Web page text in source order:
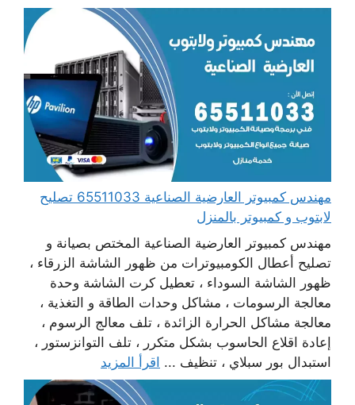
مهندس كمبيوتر العارضية الصناعية 65511033 تصليح
لابتوب و كمبيوتر بالمنزل
مهندس كمبيوتر العارضية الصناعية المختص بصيانة و
تصليح أعطال الكومبيوترات من ظهور الشاشة الزرقاء ،
ظهور الشاشة السوداء ، تعطيل كرت الشاشة وحدة
معالجة الرسومات ، مشاكل وحدات الطاقة و التغذية ،
معالجة مشاكل الحرارة الزائدة ، تلف معالج الرسوم ،
إعادة اقلاع الحاسوب بشكل متكرر ، تلف التوانزستور ،
استبدال بور سبلاي ، تنظيف ... اقرأ المزيد